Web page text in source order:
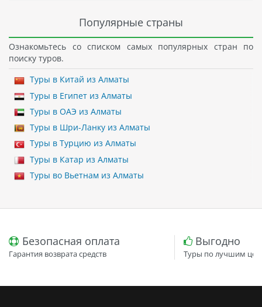
Популярные страны
Ознакомьтесь со списком самых популярных стран по
поиску туров.
Туры в Китай из Алматы
Туры в Египет из Алматы
Туры в ОАЭ из Алматы
Туры в Шри-Ланку из Алматы
Туры в Турцию из Алматы
Туры в Катар из Алматы
Туры во Вьетнам из Алматы
Безопасная оплата
Гарантия возврата средств
Выгодно
Туры по лучшим